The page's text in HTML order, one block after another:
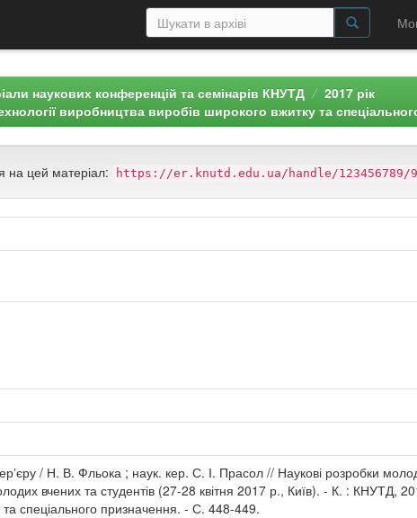
наукових конференцій та семінарів КНУТД
2017 рік
виробництва виробів широкого вжитку та
на цей матеріал: https://er.knutd.edu.ua/handle/123456789/
/ Н. В. Фльока ; наук. кер. С. І. Прасол // Наукові розробки
вчених та студентів (27-28 квітня 2017 р., Київ). - К. : КНУТД,
та спеціального призначення. - С. 448-449.